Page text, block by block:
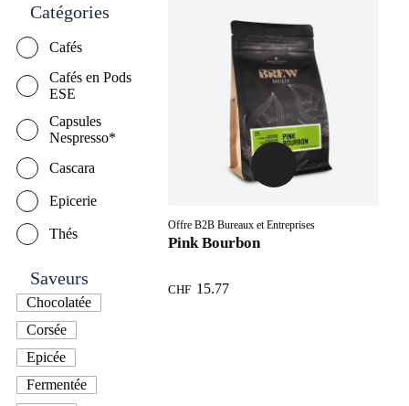
Catégories
Cafés
Cafés en Pods
ESE
Capsules
Nespresso*
Cascara
Epicerie
Thés
Saveurs
Chocolatée
Corsée
Epicée
Fermentée
Offre B2B Bureaux et Entreprises
Pink Bourbon
CHF 15.77